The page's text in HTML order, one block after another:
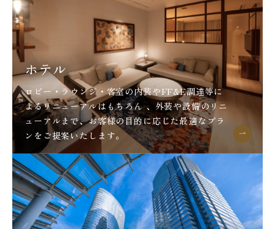
ホテル
ロビー・ラウンジ・客室の内装やFF&E調達等に
よるリニューアルはもちろん 、外装や設備のリニ
ューアルまで、お客様の目的に応じた最適なプラ
ンをご提案いたします。